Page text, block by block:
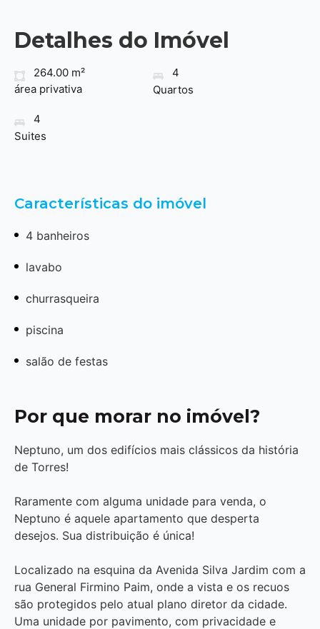
Detalhes do Imóvel
264.00 m²
área privativa
4
Quartos
4
Suites
Características do imóvel
4 banheiros
lavabo
churrasqueira
piscina
salão de festas
Por que morar no imóvel?
Neptuno, um dos edifícios mais clássicos da história
de Torres!
Raramente com alguma unidade para venda, o
Neptuno é aquele apartamento que desperta
desejos. Sua distribuição é única!
Localizado na esquina da Avenida Silva Jardim com a
rua General Firmino Paim, onde a vista e os recuos
são protegidos pelo atual plano diretor da cidade.
Uma unidade por pavimento, com privacidade e